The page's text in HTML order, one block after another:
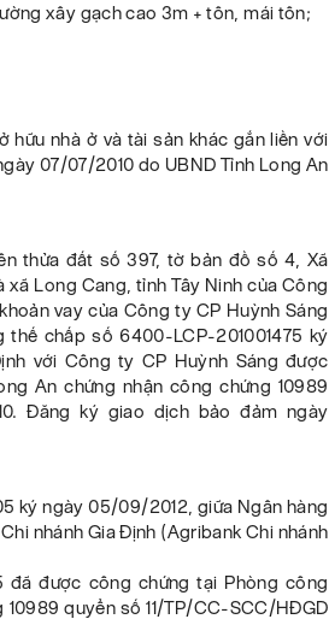
xây gạch cao 3m + tôn, mái tôn;
hữu nhà ở và tài sản khác gắn liền với
07/07/2010 do UBND Tỉnh Long An
thửa đất số 397, tờ bản đồ số 4, Xã
Long Cang, tỉnh Tây Ninh của Công
vay của Công ty CP Huỳnh Sáng
chấp số 6400-LCP-201001475 ký
với Công ty CP Huỳnh Sáng được
An chứng nhận công chứng 10989
Đăng ký giao dịch bảo đảm ngày
ký ngày 05/09/2012, giữa Ngân hàng
nhánh Gia Định (Agribank Chi nhánh
đã được công chứng tại Phòng công
quyển số 11/TP/CC-SCC/HĐGD